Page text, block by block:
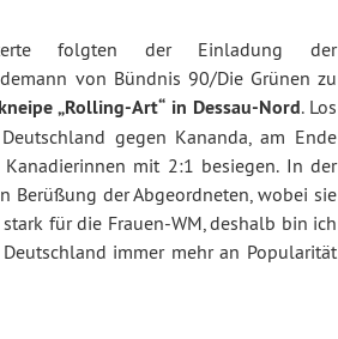
folgten der Einladung der
von Bündnis 90/Die Grünen zu
„Rolling-Art“ in Dessau-Nord. Los
gegen Kananda, am Ende
mit 2:1 besiegen. In der
Berüßung der Abgeordneten, wobei sie
für die Frauen-WM, deshalb bin ich
immer mehr an Popularität